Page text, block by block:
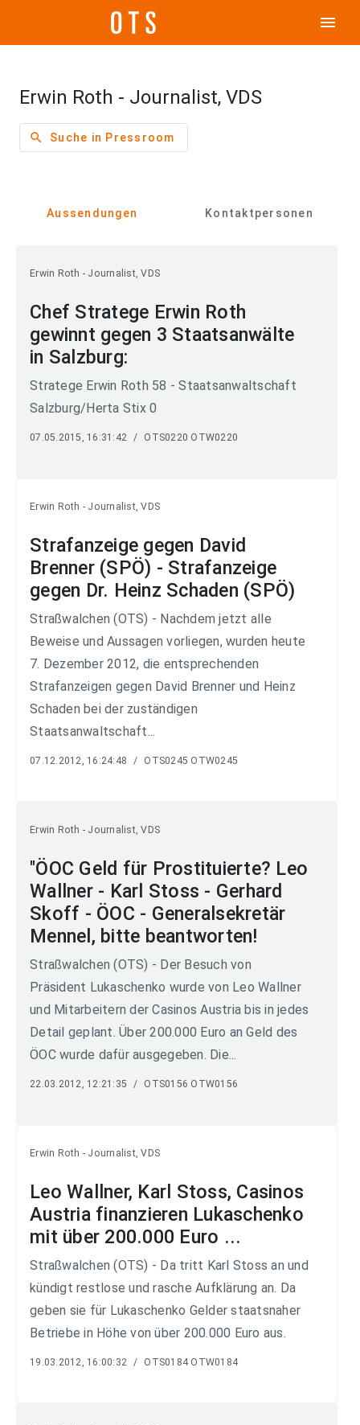
menu
Erwin Roth - Journalist, VDS
search Suche in Pressroom
Aussendungen Kontaktpersonen
Erwin Roth - Journalist, VDS
Chef Stratege Erwin Roth
gewinnt gegen 3 Staatsanwälte
in Salzburg:
Stratege Erwin Roth 58 - Staatsanwaltschaft
Salzburg/Herta Stix 0
07.05.2015, 16:31:42 / OTS0220 OTW0220
Erwin Roth - Journalist, VDS
Strafanzeige gegen David
Brenner (SPÖ) - Strafanzeige
gegen Dr. Heinz Schaden (SPÖ)
Straßwalchen (OTS) - Nachdem jetzt alle
Beweise und Aussagen vorliegen, wurden heute
7. Dezember 2012, die entsprechenden
Strafanzeigen gegen David Brenner und Heinz
Schaden bei der zuständigen
Staatsanwaltschaft...
07.12.2012, 16:24:48 / OTS0245 OTW0245
Erwin Roth - Journalist, VDS
"ÖOC Geld für Prostituierte? Leo
Wallner - Karl Stoss - Gerhard
Skoff - ÖOC - Generalsekretär
Mennel, bitte beantworten!
Straßwalchen (OTS) - Der Besuch von
Präsident Lukaschenko wurde von Leo Wallner
und Mitarbeitern der Casinos Austria bis in jedes
Detail geplant. Über 200.000 Euro an Geld des
ÖOC wurde dafür ausgegeben. Die...
22.03.2012, 12:21:35 / OTS0156 OTW0156
Erwin Roth - Journalist, VDS
Leo Wallner, Karl Stoss, Casinos
Austria finanzieren Lukaschenko
mit über 200.000 Euro ...
Straßwalchen (OTS) - Da tritt Karl Stoss an und
kündigt restlose und rasche Aufklärung an. Da
geben sie für Lukaschenko Gelder staatsnaher
Betriebe in Höhe von über 200.000 Euro aus.
19.03.2012, 16:00:32 / OTS0184 OTW0184